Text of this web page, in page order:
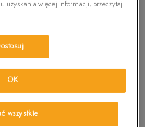
TFO SHERPA FLEECE
dni przed obniżką)
uzyskania więcej informacji, przeczytaj
wszystkie
OK